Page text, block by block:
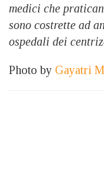
medici che
sono costrette ad
ospedali dei
Photo by Gayatri